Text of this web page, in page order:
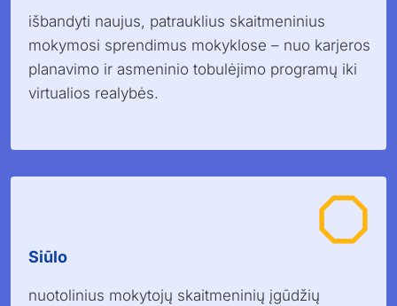
išbandyti naujus, patrauklius skaitmeninius
mokymosi sprendimus mokyklose – nuo ​​karjeros
planavimo ir asmeninio tobulėjimo programų iki
virtualios realybės.
Siūlo
nuotolinius mokytojų skaitmeninių įgūdžių